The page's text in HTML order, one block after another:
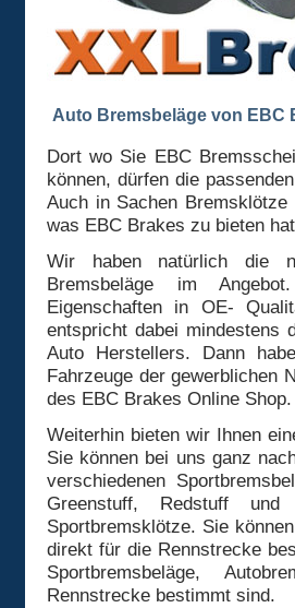
Auto Bremsbeläge von EBC
Dort wo Sie EBC
können, dürfen die
Auch in Sachen
was EBC Brakes zu bieten
Wir haben natürlich die
Bremsbeläge im
Eigenschaften in OE-
entspricht dabei mindestens
Auto Herstellers. Dann
Fahrzeuge der gewerblichen
des EBC Brakes Online Shop.
Weiterhin bieten wir Ihnen
Sie können bei uns ganz
verschiedenen
Greenstuff, Redstuff
Sportbremsklötze. Sie
direkt für die Rennstrecke
Sportbremsbeläge,
Rennstrecke bestimmt sind.